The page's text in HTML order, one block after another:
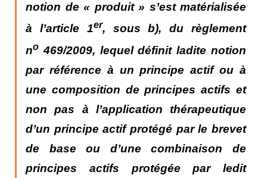
notion de « produit » s’est matérialisée
à l’article 1er, sous b), du règlement
no 469/2009, lequel définit ladite notion
par référence à un principe actif ou à
une composition de principes actifs et
non pas à l’application thérapeutique
d’un principe actif protégé par le brevet
de base ou d’une combinaison de
principes actifs protégée par ledit